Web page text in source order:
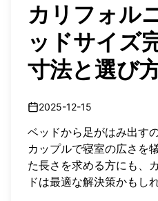
カリフォル
ッドサイズ
寸法と選び
2025-12-15
ベッドから足がはみ出す
カップルで寝室の広さを
た長さを求める方にも、
ドは最適な解決策かもし